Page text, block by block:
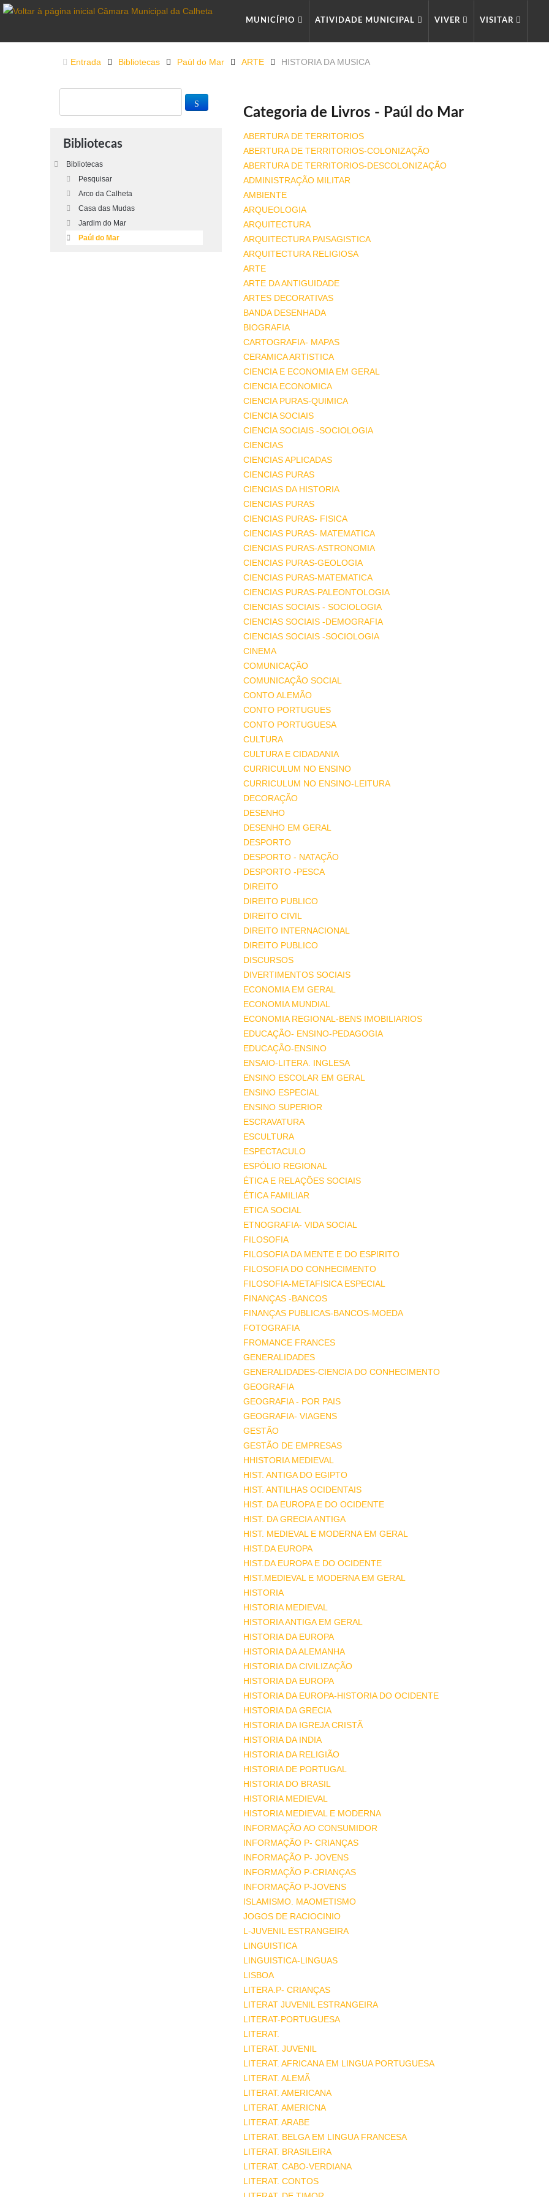
MUNICÍPIO ATIVIDADE MUNICIPAL VIVER VISITAR
Entrada Bibliotecas Paúl do Mar ARTE HISTORIA DA MUSICA
Categoria de Livros - Paúl do Mar
ABERTURA DE TERRITORIOS
ABERTURA DE TERRITORIOS-COLONIZAÇÃO
ABERTURA DE TERRITORIOS-DESCOLONIZAÇÃO
ADMINISTRAÇÃO MILITAR
AMBIENTE
ARQUEOLOGIA
ARQUITECTURA
ARQUITECTURA PAISAGISTICA
ARQUITECTURA RELIGIOSA
ARTE
ARTE DA ANTIGUIDADE
ARTES DECORATIVAS
BANDA DESENHADA
BIOGRAFIA
CARTOGRAFIA- MAPAS
CERAMICA ARTISTICA
CIENCIA E ECONOMIA EM GERAL
CIENCIA ECONOMICA
CIENCIA PURAS-QUIMICA
CIENCIA SOCIAIS
CIENCIA SOCIAIS -SOCIOLOGIA
CIENCIAS
CIENCIAS APLICADAS
CIENCIAS PURAS
CIENCIAS DA HISTORIA
CIENCIAS PURAS
CIENCIAS PURAS- FISICA
CIENCIAS PURAS- MATEMATICA
CIENCIAS PURAS-ASTRONOMIA
CIENCIAS PURAS-GEOLOGIA
CIENCIAS PURAS-MATEMATICA
CIENCIAS PURAS-PALEONTOLOGIA
CIENCIAS SOCIAIS - SOCIOLOGIA
CIENCIAS SOCIAIS -DEMOGRAFIA
CIENCIAS SOCIAIS -SOCIOLOGIA
CINEMA
COMUNICAÇÃO
COMUNICAÇÃO SOCIAL
CONTO ALEMÃO
CONTO PORTUGUES
CONTO PORTUGUESA
CULTURA
CULTURA E CIDADANIA
CURRICULUM NO ENSINO
CURRICULUM NO ENSINO-LEITURA
DECORAÇÃO
DESENHO
DESENHO EM GERAL
DESPORTO
DESPORTO - NATAÇÃO
DESPORTO -PESCA
DIREITO
DIREITO PUBLICO
DIREITO CIVIL
DIREITO INTERNACIONAL
DIREITO PUBLICO
DISCURSOS
DIVERTIMENTOS SOCIAIS
ECONOMIA EM GERAL
ECONOMIA MUNDIAL
ECONOMIA REGIONAL-BENS IMOBILIARIOS
EDUCAÇÃO- ENSINO-PEDAGOGIA
EDUCAÇÃO-ENSINO
ENSAIO-LITERA. INGLESA
ENSINO ESCOLAR EM GERAL
ENSINO ESPECIAL
ENSINO SUPERIOR
ESCRAVATURA
ESCULTURA
ESPECTACULO
ESPÓLIO REGIONAL
ÉTICA E RELAÇÕES SOCIAIS
ÉTICA FAMILIAR
ETICA SOCIAL
ETNOGRAFIA- VIDA SOCIAL
FILOSOFIA
FILOSOFIA DA MENTE E DO ESPIRITO
FILOSOFIA DO CONHECIMENTO
FILOSOFIA-METAFISICA ESPECIAL
FINANÇAS -BANCOS
FINANÇAS PUBLICAS-BANCOS-MOEDA
FOTOGRAFIA
FROMANCE FRANCES
GENERALIDADES
GENERALIDADES-CIENCIA DO CONHECIMENTO
GEOGRAFIA
GEOGRAFIA - POR PAIS
GEOGRAFIA- VIAGENS
GESTÃO
GESTÃO DE EMPRESAS
HHISTORIA MEDIEVAL
HIST. ANTIGA DO EGIPTO
HIST. ANTILHAS OCIDENTAIS
HIST. DA EUROPA E DO OCIDENTE
HIST. DA GRECIA ANTIGA
HIST. MEDIEVAL E MODERNA EM GERAL
HIST.DA EUROPA
HIST.DA EUROPA E DO OCIDENTE
HIST.MEDIEVAL E MODERNA EM GERAL
HISTORIA
HISTORIA MEDIEVAL
HISTORIA ANTIGA EM GERAL
HISTORIA DA EUROPA
HISTORIA DA ALEMANHA
HISTORIA DA CIVILIZAÇÃO
HISTORIA DA EUROPA
HISTORIA DA EUROPA-HISTORIA DO OCIDENTE
HISTORIA DA GRECIA
HISTORIA DA IGREJA CRISTÃ
HISTORIA DA INDIA
HISTORIA DA RELIGIÃO
HISTORIA DE PORTUGAL
HISTORIA DO BRASIL
HISTORIA MEDIEVAL
HISTORIA MEDIEVAL E MODERNA
INFORMAÇÃO AO CONSUMIDOR
INFORMAÇÃO P- CRIANÇAS
INFORMAÇÃO P- JOVENS
INFORMAÇÃO P-CRIANÇAS
INFORMAÇÃO P-JOVENS
ISLAMISMO. MAOMETISMO
JOGOS DE RACIOCINIO
L-JUVENIL ESTRANGEIRA
LINGUISTICA
LINGUISTICA-LINGUAS
LISBOA
LITERA.P- CRIANÇAS
LITERAT JUVENIL ESTRANGEIRA
LITERAT-PORTUGUESA
LITERAT.
LITERAT. JUVENIL
LITERAT. AFRICANA EM LINGUA PORTUGUESA
LITERAT. ALEMÃ
LITERAT. AMERICANA
LITERAT. AMERICNA
LITERAT. ARABE
LITERAT. BELGA EM LINGUA FRANCESA
LITERAT. BRASILEIRA
LITERAT. CABO-VERDIANA
LITERAT. CONTOS
Bibliotecas
Bibliotecas
Pesquisar
Arco da Calheta
Casa das Mudas
Jardim do Mar
Paúl do Mar